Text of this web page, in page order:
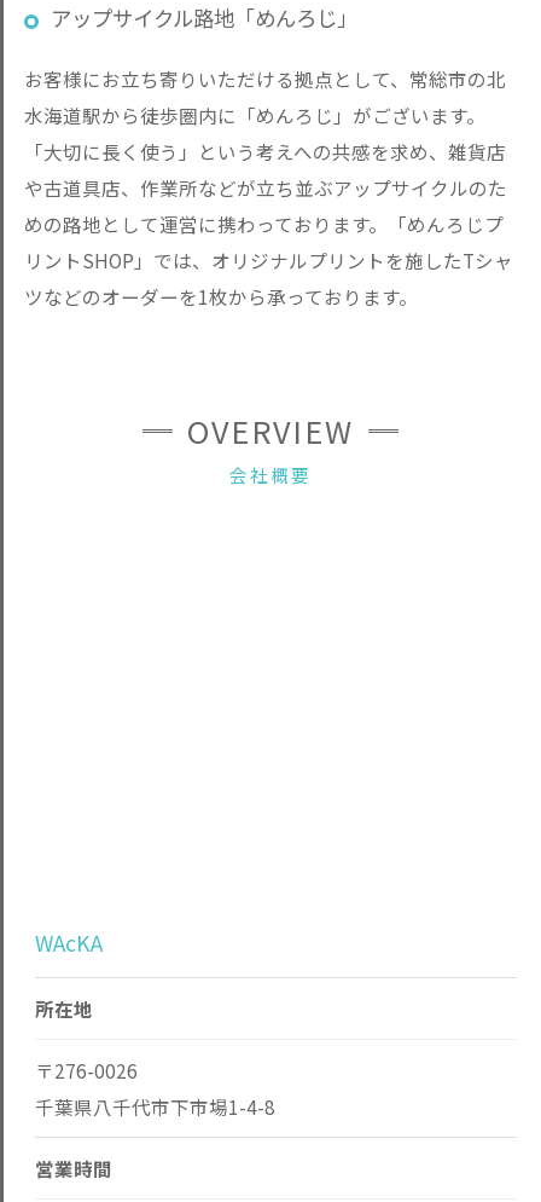
アップサイクル路地「めんろじ」
お客様にお立ち寄りいただける拠点として、常総市の北
水海道駅から徒歩圏内に「めんろじ」がございます。
「大切に長く使う」という考えへの共感を求め、雑貨店
や古道具店、作業所などが立ち並ぶアップサイクルのた
めの路地として運営に携わっております。「めんろじプ
リントSHOP」では、オリジナルプリントを施したTシャ
ツなどのオーダーを1枚から承っております。
OVERVIEW
会社概要
WAcKA
所在地
〒276-0026
千葉県八千代市下市場1-4-8
営業時間